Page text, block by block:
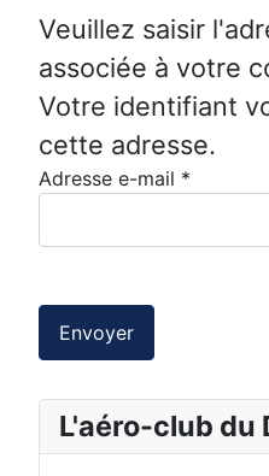
L'aéro-club du
Veuillez saisir
associée à votre
Votre identifiant
cette adresse.
Adresse e-mail *
Envoyer